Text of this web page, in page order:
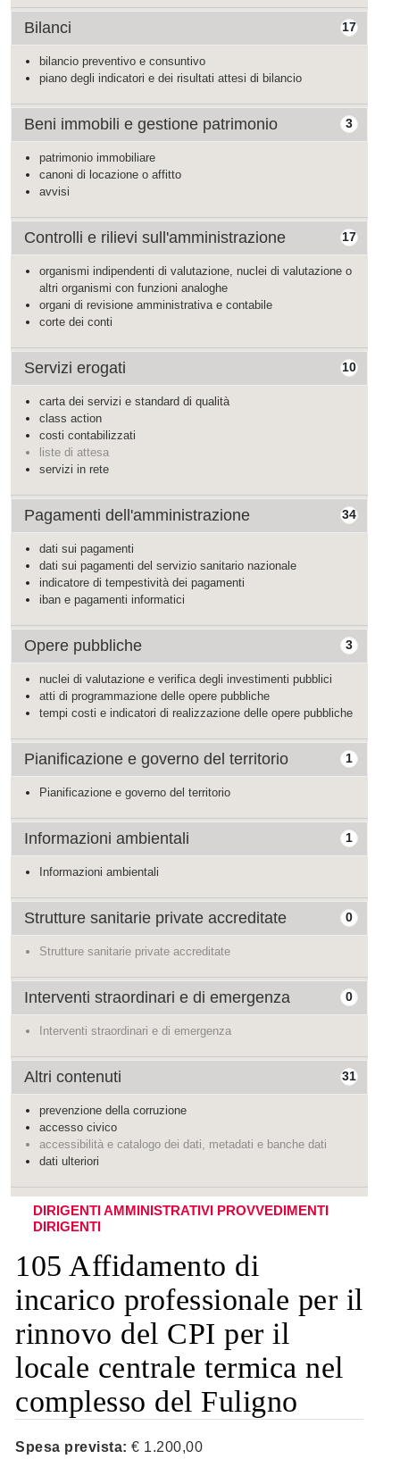
17
Bilanci
bilancio preventivo e consuntivo
piano degli indicatori e dei risultati attesi di bilancio
3
Beni immobili e gestione patrimonio
patrimonio immobiliare
canoni di locazione o affitto
avvisi
17
Controlli e rilievi sull'amministrazione
organismi indipendenti di valutazione, nuclei di valutazione o
altri organismi con funzioni analoghe
organi di revisione amministrativa e contabile
corte dei conti
10
Servizi erogati
carta dei servizi e standard di qualità
class action
costi contabilizzati
liste di attesa
servizi in rete
34
Pagamenti dell'amministrazione
dati sui pagamenti
dati sui pagamenti del servizio sanitario nazionale
indicatore di tempestività dei pagamenti
iban e pagamenti informatici
3
Opere pubbliche
nuclei di valutazione e verifica degli investimenti pubblici
atti di programmazione delle opere pubbliche
tempi costi e indicatori di realizzazione delle opere pubbliche
1
Pianificazione e governo del territorio
Pianificazione e governo del territorio
1
Informazioni ambientali
Informazioni ambientali
0
Strutture sanitarie private accreditate
Strutture sanitarie private accreditate
0
Interventi straordinari e di emergenza
Interventi straordinari e di emergenza
31
Altri contenuti
prevenzione della corruzione
accesso civico
accessibilità e catalogo dei dati, metadati e banche dati
dati ulteriori
DIRIGENTI AMMINISTRATIVI PROVVEDIMENTI
DIRIGENTI
105 Affidamento di
incarico professionale per il
rinnovo del CPI per il
locale centrale termica nel
complesso del Fuligno
Spesa prevista: € 1.200,00